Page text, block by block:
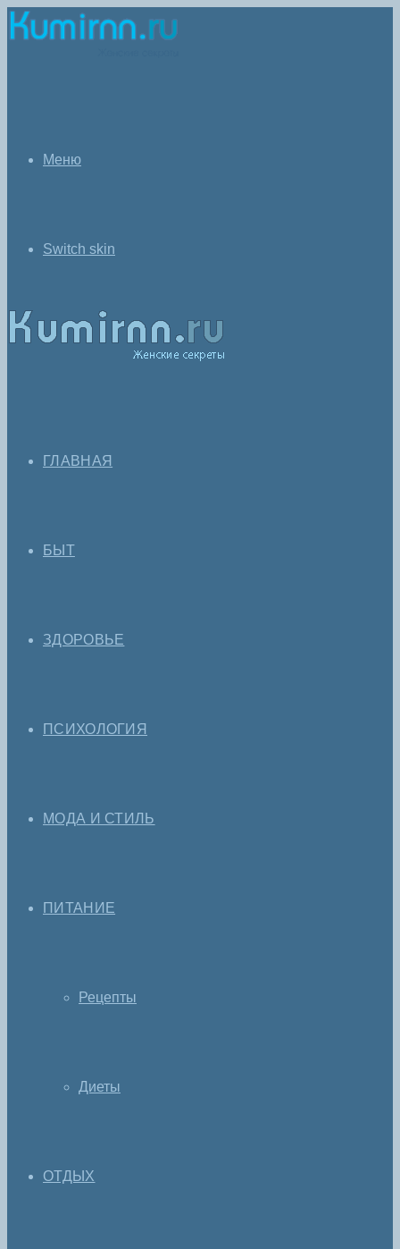
Меню
Switch skin
ГЛАВНАЯ
БЫТ
ЗДОРОВЬЕ
ПСИХОЛОГИЯ
МОДА И СТИЛЬ
ПИТАНИЕ
Рецепты
Диеты
ОТДЫХ